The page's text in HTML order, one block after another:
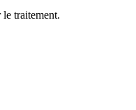
traitement.